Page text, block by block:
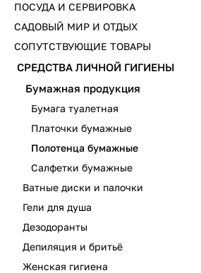
ПОСУДА И СЕРВИРОВКА
САДОВЫЙ МИР И ОТДЫХ
СОПУТСТВУЮЩИЕ ТОВАРЫ
СРЕДСТВА ЛИЧНОЙ ГИГИЕНЫ
Бумажная продукция
Бумага туалетная
Платочки бумажные
Полотенца бумажные
Салфетки бумажные
Ватные диски и палочки
Гели для душа
Дезодоранты
Депиляция и бритьё
Женская гигиена